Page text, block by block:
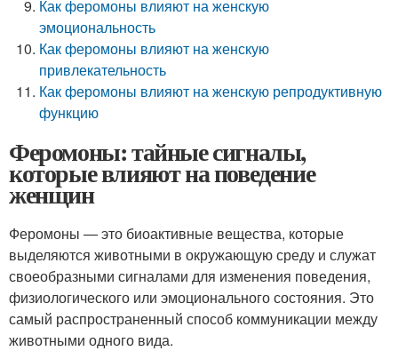
Как феромоны влияют на женскую
эмоциональность
Как феромоны влияют на женскую
привлекательность
Как феромоны влияют на женскую репродуктивную
функцию
Феромоны: тайные сигналы,
которые влияют на поведение
женщин
Феромоны — это биоактивные вещества, которые
выделяются животными в окружающую среду и служат
своеобразными сигналами для изменения поведения,
физиологического или эмоционального состояния. Это
самый распространенный способ коммуникации между
животными одного вида.